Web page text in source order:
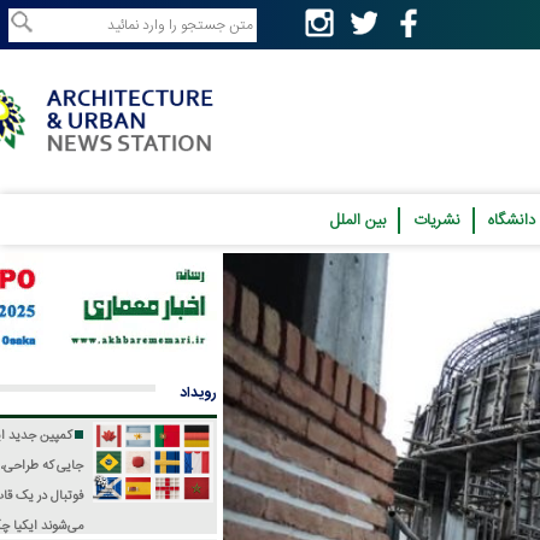
نشریات بین الملل
رویداد
کمپین جدید ایکیا؛
جایی که طراحی، فرهنگ و
فوتبال در یک قاب جمع
ایکیا چگونه جام